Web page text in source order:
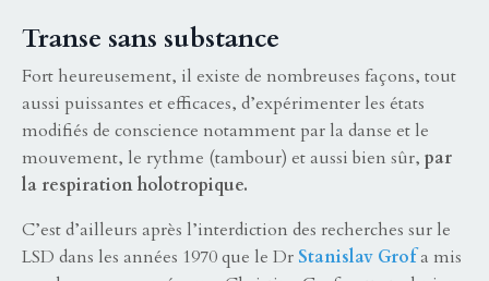
Transe sans substance
Fort heureusement, il existe de nombreuses façons, tout
aussi puissantes et efficaces, d’expérimenter les états
modifiés de conscience notamment par la danse et le
mouvement, le rythme (tambour) et aussi bien sûr, par
la respiration holotropique.
C’est d’ailleurs après l’interdiction des recherches sur le
LSD dans les années 1970 que le Dr Stanislav Grofa mis